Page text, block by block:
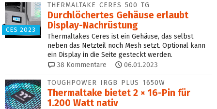
CES 2023
THERMALTAKE CERES 500 TG
Durchlöchertes Gehäuse erlaubt
Display-Nachrüstung
Thermaltakes Ceres ist ein Gehäuse, das selbst
neben das Netzteil noch Mesh setzt. Optional kann
ein Display in die Seite gesteckt werden.
38 Kommentare 06.01.2023
TOUGHPOWER IRGB PLUS 1650W
Thermaltake bietet 2 × 16-Pin für
1.200 Watt nativ